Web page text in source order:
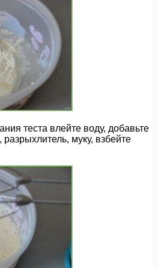
теста влейте воду, добавьте
разрыхлитель, муку, взбейте